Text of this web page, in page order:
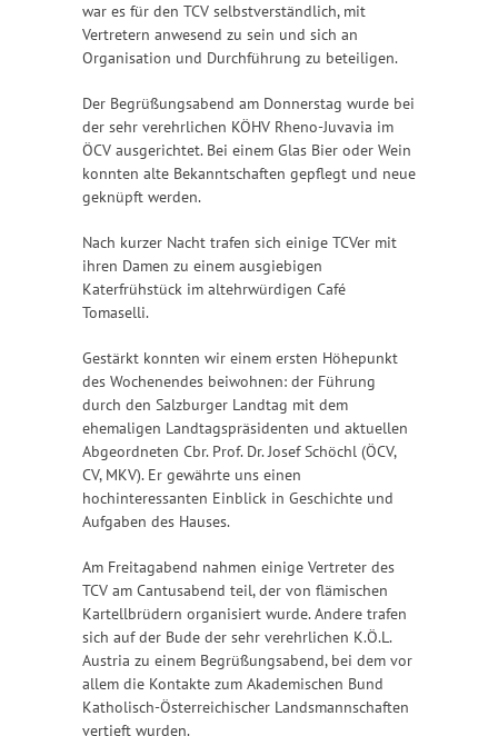
war es für den TCV selbstverständlich, mit
Vertretern anwesend zu sein und sich an
Organisation und Durchführung zu beteiligen.
Der Begrüßungsabend am Donnerstag wurde bei
der sehr verehrlichen KÖHV Rheno-Juvavia im
ÖCV ausgerichtet. Bei einem Glas Bier oder Wein
konnten alte Bekanntschaften gepflegt und neue
geknüpft werden.
Nach kurzer Nacht trafen sich einige TCVer mit
ihren Damen zu einem ausgiebigen
Katerfrühstück im altehrwürdigen Café
Tomaselli.
Gestärkt konnten wir einem ersten Höhepunkt
des Wochenendes beiwohnen: der Führung
durch den Salzburger Landtag mit dem
ehemaligen Landtagspräsidenten und aktuellen
Abgeordneten Cbr. Prof. Dr. Josef Schöchl (ÖCV,
CV, MKV). Er gewährte uns einen
hochinteressanten Einblick in Geschichte und
Aufgaben des Hauses.
Am Freitagabend nahmen einige Vertreter des
TCV am Cantusabend teil, der von flämischen
Kartellbrüdern organisiert wurde. Andere trafen
sich auf der Bude der sehr verehrlichen K.Ö.L.
Austria zu einem Begrüßungsabend, bei dem vor
allem die Kontakte zum Akademischen Bund
Katholisch-Österreichischer Landsmannschaften
vertieft wurden.